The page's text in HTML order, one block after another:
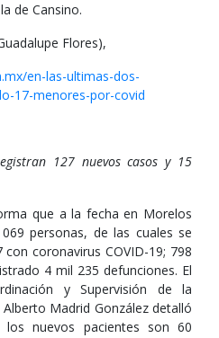
de Cansino.
Flores),
en-las-ultimas-dos-
17-menores-por-covid
127 nuevos casos y 15
que a la fecha en Morelos
personas, de las cuales se
coronavirus COVID-19; 798
4 mil 235 defunciones. El
y Supervisión de la
Madrid González detalló
nuevos pacientes son 60